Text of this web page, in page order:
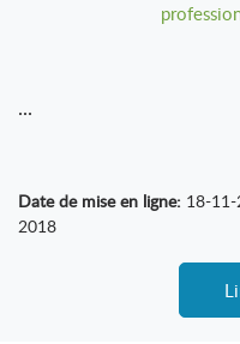
...
Date de mise en ligne: 18-
2018